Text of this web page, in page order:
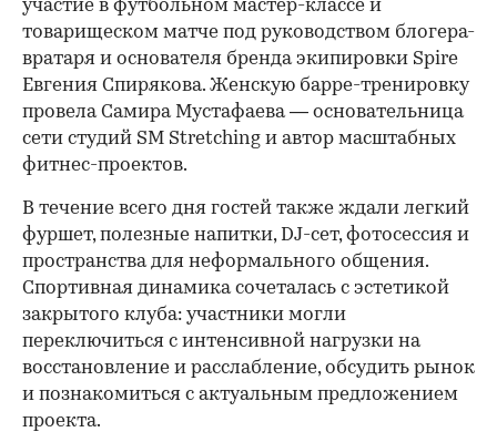
участие в футбольном мастер-классе и
товарищеском матче под руководством блогера-
вратаря и основателя бренда экипировки Spire
Евгения Спирякова. Женскую барре-тренировку
провела Самира Мустафаева — основательница
сети студий SM Stretching и автор масштабных
фитнес-проектов.
В течение всего дня гостей также ждали легкий
фуршет, полезные напитки, DJ-сет, фотосессия и
пространства для неформального общения.
Спортивная динамика сочеталась с эстетикой
закрытого клуба: участники могли
переключиться с интенсивной нагрузки на
восстановление и расслабление, обсудить рынок
и познакомиться с актуальным предложением
проекта.